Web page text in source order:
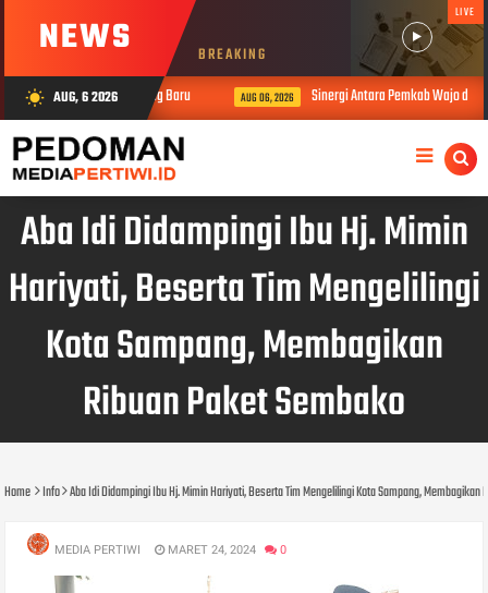
NEWS BREAKING
LIVE
wb_sunny AUG, 6 2026
Kapolres Wajo yang Baru AUG 06, 2026 Sinergi Antara Pemkab Wajo dan
Aba Idi Didampingi Ibu Hj. Mimin
Hariyati, Beserta Tim Mengelilingi
Kota Sampang, Membagikan
Ribuan Paket Sembako
Home Info Aba Idi Didampingi Ibu Hj. Mimin Hariyati, Beserta Tim Mengelilingi Kota Sampang, Membagikan
MEDIA PERTIWI MARET 24, 2024 0